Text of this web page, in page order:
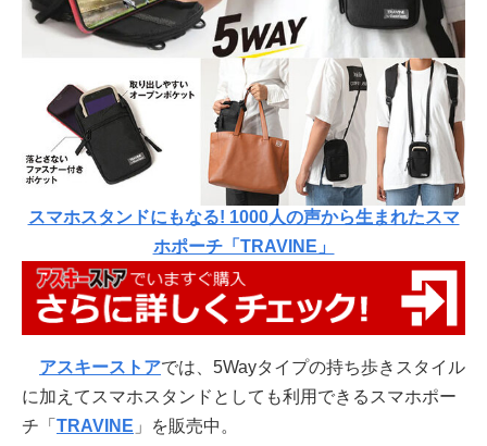
スマホスタンドにもなる! 1000人の声から生まれたスマ
ホポーチ「TRAVINE」
アスキーストアでは、5Wayタイプの持ち歩きスタイル
に加えてスマホスタンドとしても利用できるスマホポー
チ「 TRAVINE 」を販売中。